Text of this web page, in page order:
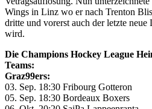
Wings in Linz wo er nach Trenton
dritte und vorerst auch der letzte
wird.
Die Champions Hockey League
Teams:
Graz99ers:
03. Sep. 18:30 Fribourg Gotteron
05. Sep. 18:30 Bordeaux Boxers